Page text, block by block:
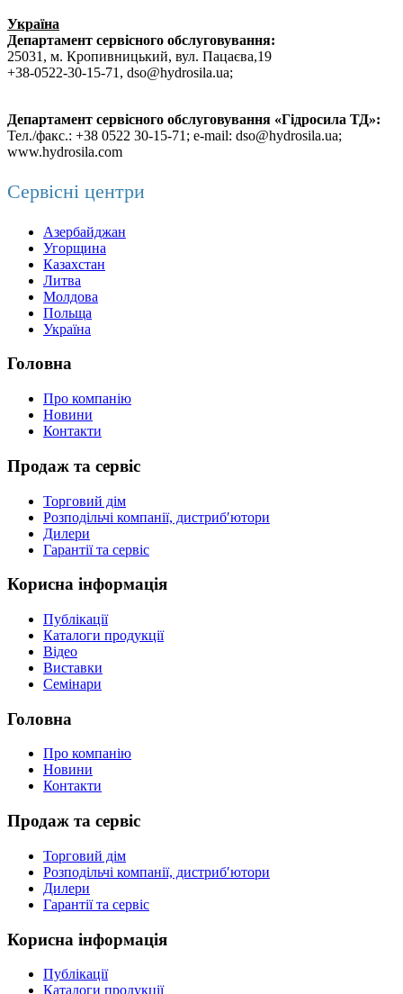
Україна
Департамент сервісного обслуговування:
25031, м. Кропивницький, вул. Пацаєва,19
+38-0522-30-15-71, dso@hydrosila.ua;
Департамент сервісного обслуговування «Гідросила ТД»:
Тел./факс.: +38 0522 30-15-71; e-mail: dso@hydrosila.ua;
www.hydrosila.com
Сервісні центри
Азербайджан
Угорщина
Казахстан
Литва
Молдова
Польща
Україна
Головна
Про компанію
Новини
Контакти
Продаж та сервіс
Торговий дім
Розподільчі компанії, дистриб′ютори
Дилери
Гарантії та сервіс
Корисна інформація
Публікації
Каталоги продукції
Відео
Виставки
Семінари
Головна
Про компанію
Новини
Контакти
Продаж та сервіс
Торговий дім
Розподільчі компанії, дистриб′ютори
Дилери
Гарантії та сервіс
Корисна інформація
Публікації
Каталоги продукції